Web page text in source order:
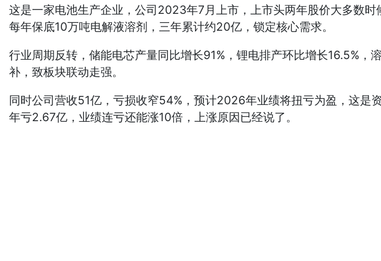
这是一家电池生产企业，公司2023年7月上市，上市头两年股价大多数
每年保底10万吨电解液溶剂，三年累计约20亿，锁定核心需求。
行业周期反转，储能电芯产量同比增长91%，锂电排产环比增长16.5%
补，致板块联动走强。
同时公司营收51亿，亏损收窄54%，预计2026年业绩将扭亏为盈，这
年亏2.67亿，业绩连亏还能涨10倍，上涨原因已经说了。